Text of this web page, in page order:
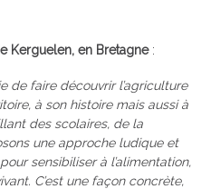
Kerguelen, en Bretagne:
de faire découvrir l’agriculture
à son histoire mais aussi à
des scolaires, de la
une approche ludique et
sensibiliser à l’alimentation,
C’est une façon concrète,